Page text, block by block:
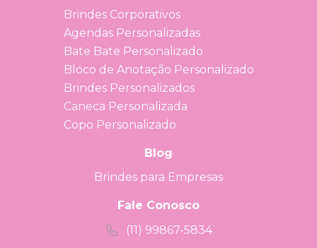
Brindes Corporativos
Agendas Personalizadas
Bate Bate Personalizado
Bloco de Anotação Personalizado
Brindes Personalizados
Caneca Personalizada
Copo Personalizado
Blog
Brindes para Empresas
Fale Conosco
(11) 99867-5834